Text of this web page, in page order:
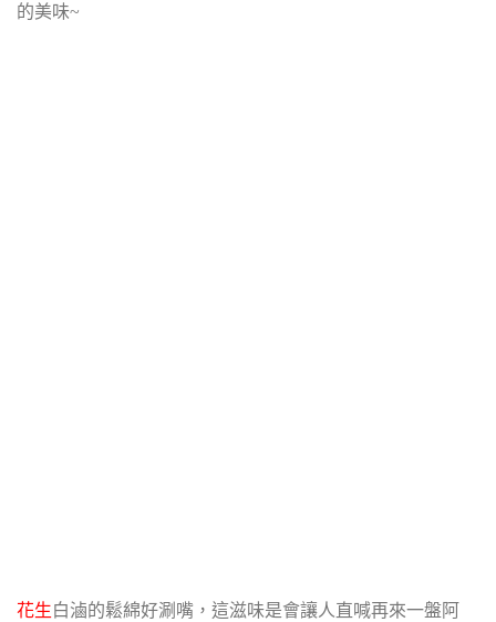
的美味~
花生白滷的鬆綿好涮嘴，這滋味是會讓人直喊再來一盤阿